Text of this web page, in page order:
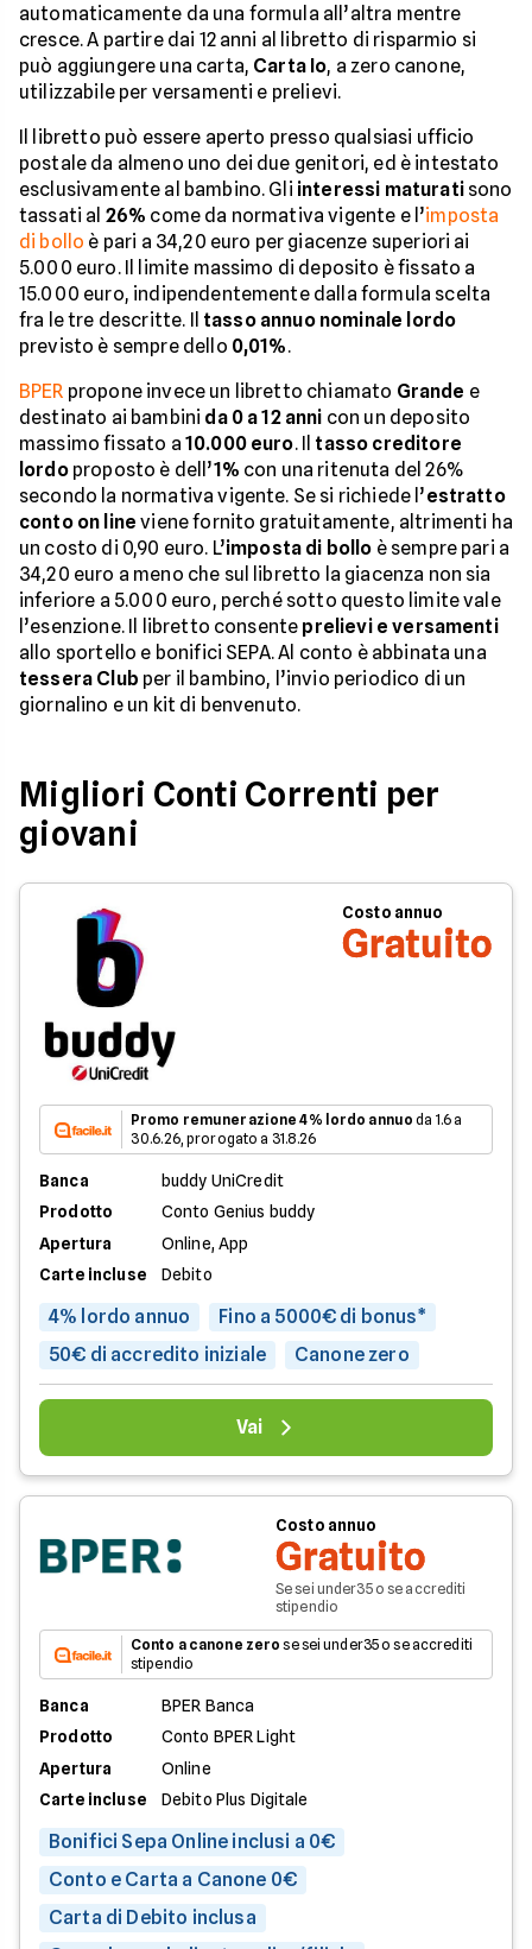
automaticamente da una formula all’altra mentre
cresce. A partire dai 12 anni al libretto di risparmio si
può aggiungere una carta, Carta Io, a zero canone,
utilizzabile per versamenti e prelievi.
Il libretto può essere aperto presso qualsiasi ufficio
postale da almeno uno dei due genitori, ed è intestato
esclusivamente al bambino. Gli interessi maturatisono
tassati al 26% come da normativa vigente e l’imposta
di bollo è pari a 34,20 euro per giacenze superiori ai
5.000 euro. Il limite massimo di deposito è fissato a
15.000 euro, indipendentemente dalla formula scelta
fra le tre descritte. Il tasso annuo nominale lordo
previsto è sempre dello 0,01%.
BPER propone invece un libretto chiamato Grande e
destinato ai bambini da 0 a 12 anni con un deposito
massimo fissato a 10.000 euro. Il tasso creditore
lordoproposto è dell’1% con una ritenuta del 26%
secondo la normativa vigente. Se si richiede l’estratto
conto on line viene fornito gratuitamente, altrimenti ha
un costo di 0,90 euro. L’imposta di bollo è sempre pari a
34,20 euro a meno che sul libretto la giacenza non sia
inferiore a 5.000 euro, perché sotto questo limite vale
l’esenzione. Il libretto consente prelievi e versamenti
allo sportello e bonifici SEPA. Al conto è abbinata una
tessera Club per il bambino, l’invio periodico di un
giornalino e un kit di benvenuto.
Migliori Conti Correnti per
giovani
Costo annuo
Gratuito
Promo remunerazione 4% lordo annuo da 1.6 a
30.6.26, prorogato a 31.8.26
Banca
buddy UniCredit
Prodotto
Conto Genius buddy
Apertura
Online, App
Carte incluse
Debito
4% lordo annuo
Fino a 5000€ di bonus*
50€ di accredito iniziale
Canone zero
Vai
Costo annuo
Gratuito
Se sei under35 o se accrediti
stipendio
Conto a canone zero se sei under35 o se accrediti
stipendio
Banca
BPER Banca
Prodotto
Conto BPER Light
Apertura
Online
Carte incluse
Debito Plus Digitale
Bonifici Sepa Online inclusi a 0€
Conto e Carta a Canone 0€
Carta di Debito inclusa